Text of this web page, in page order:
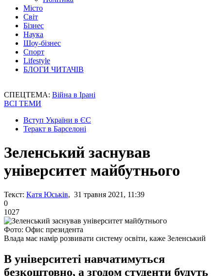
Місто
Світ
Бізнес
Наука
Шоу-бізнес
Спорт
Lifestyle
БЛОГИ ЧИТАЧІВ
СПЕЦТЕМА: Війна в Ірані
ВСІ ТЕМИ
Вступ України в ЄС
Теракт в Барселоні
Зеленський заснував
університет майбутнього
Текст: Катя Юськів, 31 травня 2021, 11:39
0
1027
Фото: Офис президента
Влада має намір розвивати систему освіти, каже Зеленський
В університеті навчатимуться
безкоштовно, а згодом студенти будуть